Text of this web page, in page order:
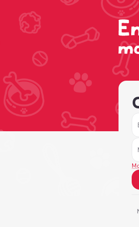
profile%2Ff4a0e14e-4ace-